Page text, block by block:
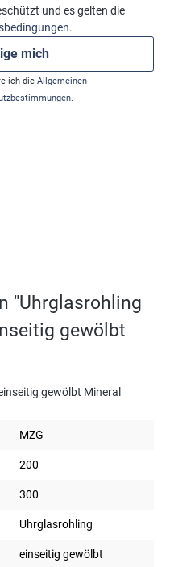
und es gelten die
.
mich
ich die Allgemeinen
"Uhrglasrohling
gewölbt
gewölbt Mineral
MZG
200
300
Uhrglasrohling
einseitig gewölbt